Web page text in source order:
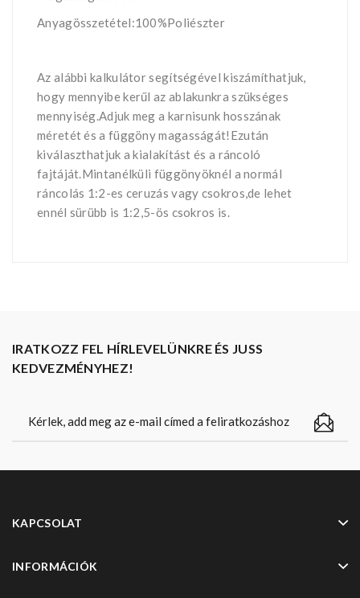
Anyagösszetétel:100%Poliészter
Az alábbi kalkulátor segítségével kiszámíthatjuk,
hogy mennyibe kerűl az ablakunkra szükséges
mennyiség.Adjuk meg a karnisunk hosszának
méretét és a függöny magasságát!Ezután
kiválaszthatjuk a kialakítást és a ráncoló
fajtáját.Mintanélküli függönyöknél a normál
ráncolás 1:2-es ceruzás vagy csokros,de lehet
ennél sürübb is 1:2,5-ös csokros is.
IRATKOZZ FEL HÍRLEVELÜNKRE ÉS JUSS
KEDVEZMÉNYHEZ!
KAPCSOLAT
INFORMÁCIÓK